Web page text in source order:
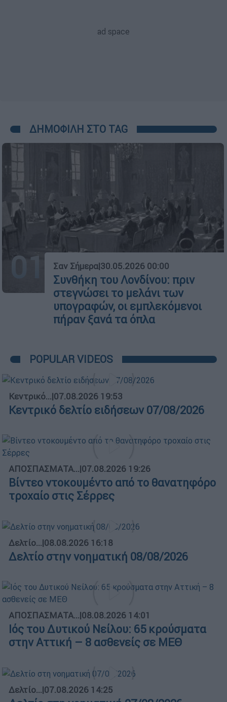
ΔΗΜΟΦΙΛΗ ΣΤΟ TAG
01 Σαν Σήμερα|30.05.2026 00:00
Συνθήκη του Λονδίνου: πριν
στεγνώσει το μελάνι των
υπογραφών, οι εμπλεκόμενοι
πήραν ξανά τα όπλα
POPULAR VIDEOS
Κεντρικό...|07.08.2026 19:53
Κεντρικό δελτίο ειδήσεων 07/08/2026
ΑΠΟΣΠΑΣΜΑΤΑ...|07.08.2026 19:26
Βίντεο ντοκουμέντο από το θανατηφόρο
τροχαίο στις Σέρρες
Δελτίο...|08.08.2026 16:18
Δελτίο στην νοηματική 08/08/2026
ΑΠΟΣΠΑΣΜΑΤΑ...|08.08.2026 14:01
Ιός του Δυτικού Νείλου: 65 κρούσματα
στην Αττική – 8 ασθενείς σε ΜΕΘ
Δελτίο...|07.08.2026 14:25